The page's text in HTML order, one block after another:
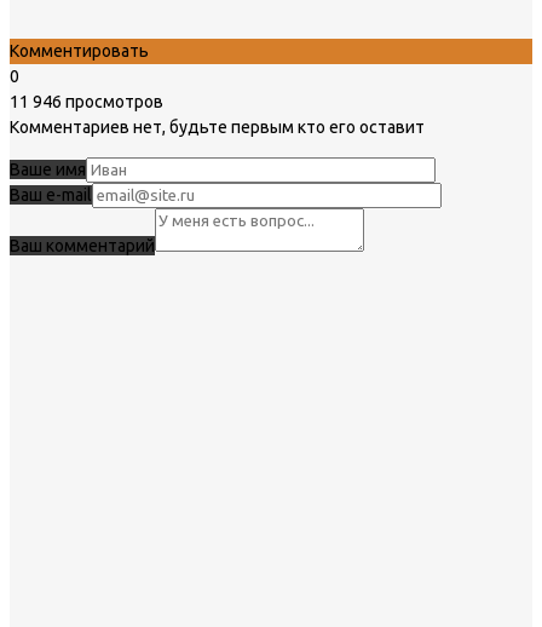
Комментировать
0
11 946 просмотров
Комментариев нет, будьте первым кто его оставит
Ваше имя
Ваш e-mail
Ваш комментарий